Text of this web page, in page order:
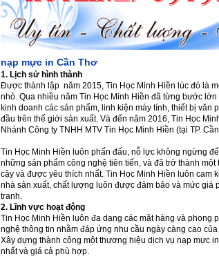
nạp mực in Cần Thơ
1. Lịch sử hình thành
Được thành lập năm 2015, Tin Học Minh Hiền lúc đó là
nhỏ. Qua nhiều năm Tin Học Minh Hiền đã từng bước
kinh doanh các sản phẩm, linh kiện máy tính, thiết bị văn
đầu trên thế giới sản xuất. Và đến năm 2016, Tin Học
Nhánh Công ty TNHH MTV Tin Học Minh Hiền (tại TP.
Tin Học Minh Hiền luôn phấn đấu, nỗ lực không ngừng
những sản phẩm công nghệ tiên tiến, và đã trở thành
cậy và được yêu thích nhất. Tin Học Minh Hiền luôn cam
nhà sản xuất, chất lượng luôn được đảm bảo và mức giá
tranh.
2. Lĩnh vực hoạt động
Tin Học Minh Hiền luôn đa dạng các mặt hàng và phong
nghệ thông tin nhằm đáp ứng nhu cầu ngày càng cao
Xây dựng thành công một thương hiệu dịch vụ nạp mực
nhất và giá cả phù hợp.